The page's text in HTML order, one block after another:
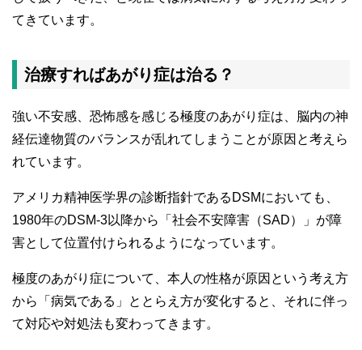
てきています。
治療すればあがり症は治る？
強い不安感、恐怖感を感じる極度のあがり症は、脳内の神
経伝達物質のバランスが乱れてしまうことが原因と考えら
れています。
アメリカ精神医学界の診断指針であるDSMにおいても、
1980年のDSM-3以降から「社会不安障害（SAD）」が障
害として位置付けられるようになっています。
極度のあがり症について、本人の性格が原因という考え方
から「病気である」ととらえ方が変化すると、それに伴っ
て対応や対処法も変わってきます。